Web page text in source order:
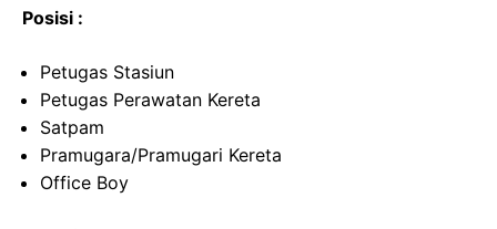
Posisi :
Petugas Stasiun
Petugas Perawatan Kereta
Satpam
Pramugara/Pramugari Kereta
Office Boy